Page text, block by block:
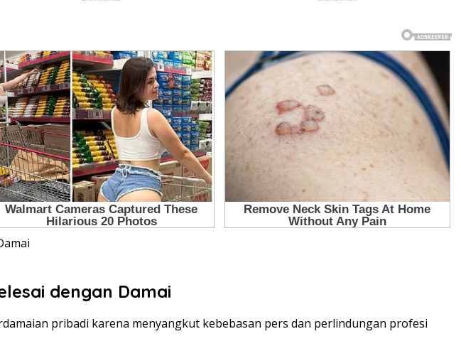
dengan Damai
pribadi karena menyangkut kebebasan pers dan perlindungan profesi